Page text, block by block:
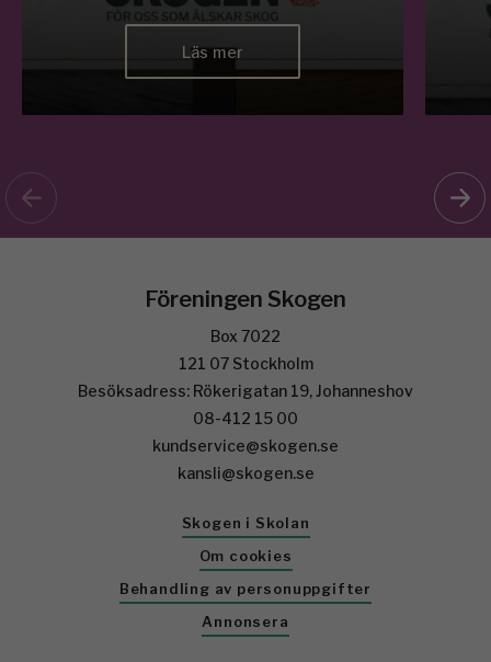
Läs mer
Föreningen Skogen
Box 7022
121 07 Stockholm
Besöksadress: Rökerigatan 19, Johanneshov
08-412 15 00
kundservice@skogen.se
kansli@skogen.se
Skogen i Skolan
Om cookies
Behandling av personuppgifter
Annonsera